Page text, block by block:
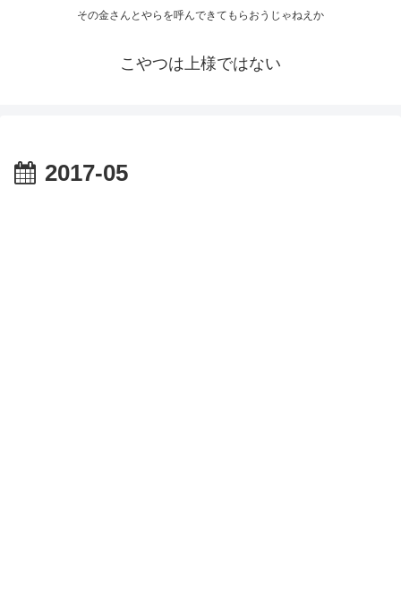
その金さんとやらを呼んできてもらおうじゃねえか
こやつは上様ではない
2017-05